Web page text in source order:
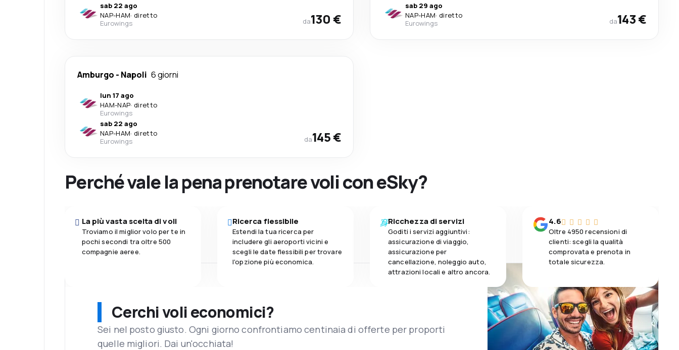
sab 22 ago
NAP-HAM· diretto
Eurowings
da130 €
sab 29 ago
NAP-HAM· diretto
Eurowings
da143 €
Amburgo - Napoli 6 giorni
lun 17 ago
HAM-NAP· diretto
Eurowings
sab 22 ago
NAP-HAM· diretto
Eurowings
da145 €
Perché vale la pena prenotare voli con eSky?
La più vasta scelta di voli
Troviamo il miglior volo per te in
pochi secondi tra oltre 500
compagnie aeree.
Ricerca flessibile
Estendi la tua ricerca per
includere gli aeroporti vicini e
scegli le date flessibili per trovare
l'opzione più economica.
Ricchezza di servizi
Goditi i servizi aggiuntivi:
assicurazione di viaggio,
assicurazione per
cancellazione, noleggio auto,
attrazioni locali e altro ancora.
4.6
Oltre 4950 recensioni di
clienti: scegli la qualità
comprovata e prenota in
totale sicurezza.
Cerchi voli economici?
Sei nel posto giusto. Ogni giorno confrontiamo centinaia di offerte per proporti
quelle migliori. Dai un'occhiata!